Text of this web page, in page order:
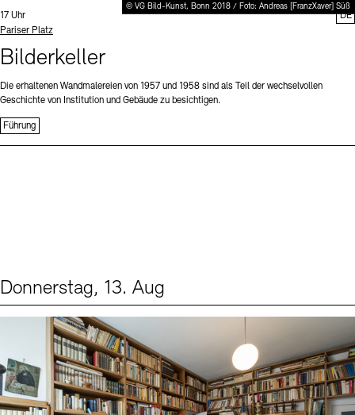
© VG Bild-Kunst, Bonn 2018 / Foto: Andreas [FranzXaver] Süß
Uhrzeit:
17 Uhr
Standort
Pariser Platz
Bilderkeller
Die erhaltenen Wandmalereien von 1957 und 1958 sind als Teil der wechselvollen
Geschichte von Institution und Gebäude zu besichtigen.
Führung
DE
Donnerstag, 13. Aug